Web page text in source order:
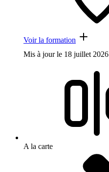
Voir la formation
Mis à jour le 18 juillet 2026
A la carte